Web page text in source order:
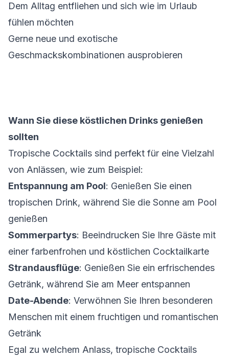
Dem Alltag entfliehen und sich wie im Urlaub
fühlen möchten
Gerne neue und exotische
Geschmackskombinationen ausprobieren
Wann Sie diese köstlichen Drinks genießen
sollten
Tropische Cocktails sind perfekt für eine Vielzahl
von Anlässen, wie zum Beispiel:
Entspannung am Pool: Genießen Sie einen
tropischen Drink, während Sie die Sonne am Pool
genießen
Sommerpartys: Beeindrucken Sie Ihre Gäste mit
einer farbenfrohen und köstlichen Cocktailkarte
Strandausflüge: Genießen Sie ein erfrischendes
Getränk, während Sie am Meer entspannen
Date-Abende: Verwöhnen Sie Ihren besonderen
Menschen mit einem fruchtigen und romantischen
Getränk
Egal zu welchem Anlass, tropische Cocktails